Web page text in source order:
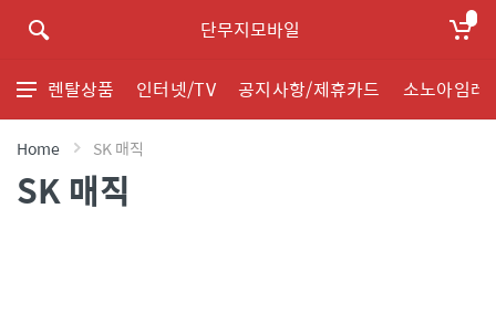
단무지모바일
렌탈상품 인터넷/TV 공지사항/제휴카드 소노아임레
Home SK 매직
SK 매직